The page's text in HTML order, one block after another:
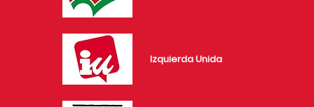
Izquierda Unida